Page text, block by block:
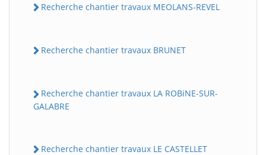
Recherche chantier travaux MEOLANS-REVEL
Recherche chantier travaux BRUNET
Recherche chantier travaux LA ROBiNE-SUR-
GALABRE
Recherche chantier travaux LE CASTELLET